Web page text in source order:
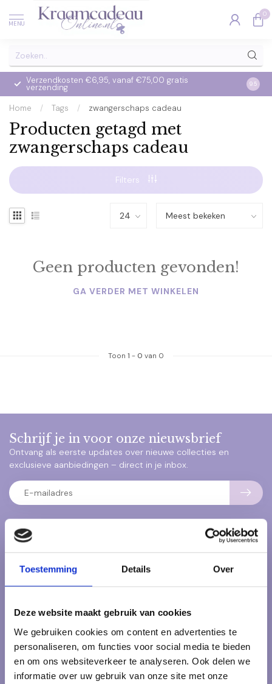
Toestemming Details Over
Deze website maakt gebruik van cookies
We gebruiken cookies om content en advertenties te
personaliseren, om functies voor social media te bieden
en om ons websiteverkeer te analyseren. Ook delen we
informatie over uw gebruik van onze site met onze
MENU
0
Verzendkosten €6,95, vanaf €75,00 gratis
verzending
Op
9.5
Home / Tags / zwangerschaps cadeau
Producten getagd met
zwangerschaps cadeau
Filters
Geen producten gevonden!
GA VERDER MET WINKELEN
Toon 1 - 0 van 0
Klantenservice
Heb je vragen over onze producten of je bestelling? Neem
dan een kijkje op onze klantenservicepagina. Daar vind je
antwoorden op veelgestelde vragen, onze bedrijfsgegevens
en verschillende manieren om contact met ons op te nemen.
Klantenservice
Veelgestelde vragen
Schrijf je in voor onze nieuwsbrief
Ontvang als eerste updates over nieuwe collecties en
exclusieve aanbiedingen – direct in je inbox.